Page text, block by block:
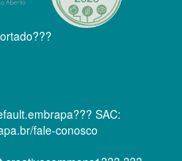
SAC:
fale-conosco